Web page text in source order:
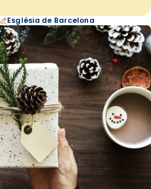
Església de Barcelona